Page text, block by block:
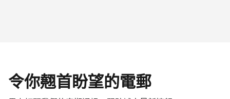
令你翹首盼望的電郵